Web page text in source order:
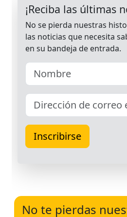
No te pierdas